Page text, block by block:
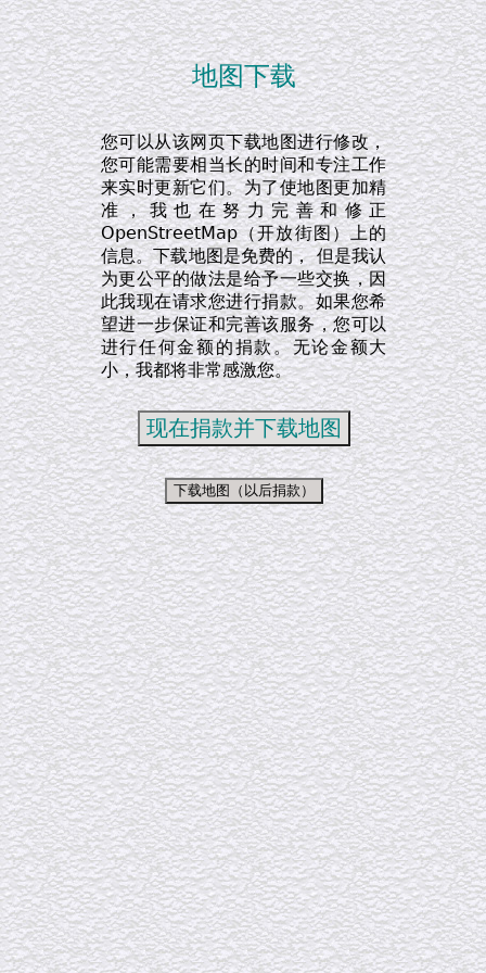
地图下载
您可以从该网页下载地图进行修改，
您可能需要相当长的时间和专注工作
来实时更新它们。为了使地图更加精
准，我也在努力完善和修正
OpenStreetMap（开放街图）上的
信息。下载地图是免费的， 但是我认
为更公平的做法是给予一些交换，因
此我现在请求您进行捐款。如果您希
望进一步保证和完善该服务，您可以
进行任何金额的捐款。无论金额大
小，我都将非常感激您。